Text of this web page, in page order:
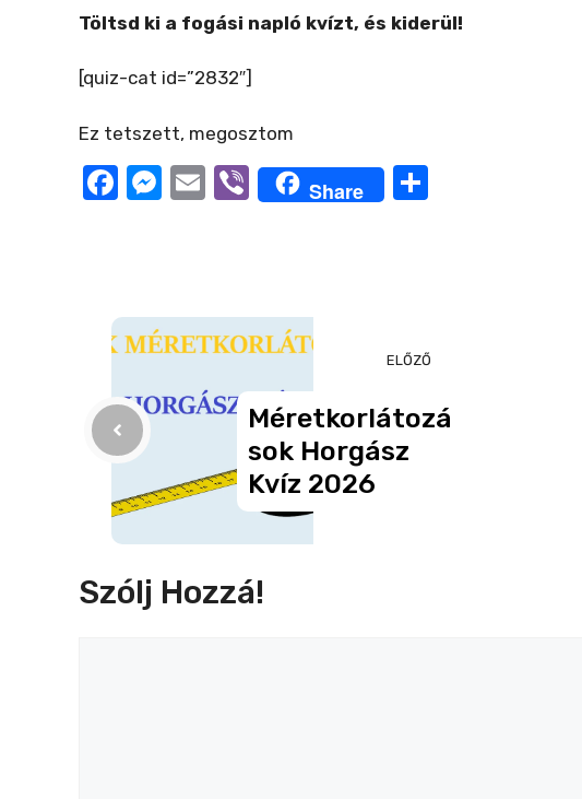
Töltsd ki a fogási napló kvízt, és kiderül!
[quiz-cat id=”2832″]
Ez tetszett, megosztom
F
b
o
o
k
M
n
g
er
E
Vi
Share
e
ELŐZŐ
Méretkorlátozá
Sok Horgász
Kvíz 2026
Szólj Hozzá!